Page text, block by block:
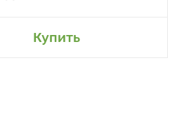
Купить